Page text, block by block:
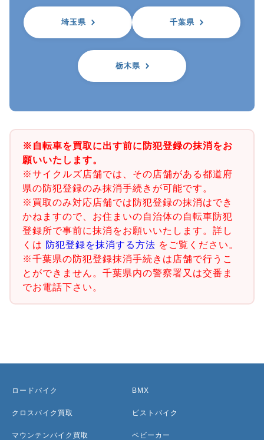
埼玉県 千葉県
栃木県
※自転車を買取に出す前に防犯登録の抹消をお
願いいたします。
※サイクルズ店舗では、その店舗がある都道府
県の防犯登録のみ抹消手続きが可能です。
※買取のみ対応店舗では防犯登録の抹消はでき
かねますので、お住まいの自治体の自転車防犯
登録所で事前に抹消をお願いいたします。詳し
くは 防犯登録を抹消する方法 をご覧ください。
※千葉県の防犯登録抹消手続きは店舗で行うこ
とができません。千葉県内の警察署又は交番ま
でお電話下さい。
ロードバイク
クロスバイク買取
マウンテンバイク買取
BMX
ピストバイク
ベビーカー